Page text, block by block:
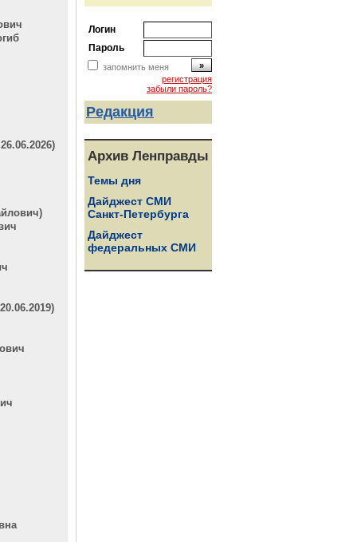
Логин
Пароль
запомнить меня
регистрация
забыли пароль?
Редакция
Архив Ленправды
Темы дня
Дайджест СМИ
Санкт-Петербурга
Дайджест
федеральных СМИ